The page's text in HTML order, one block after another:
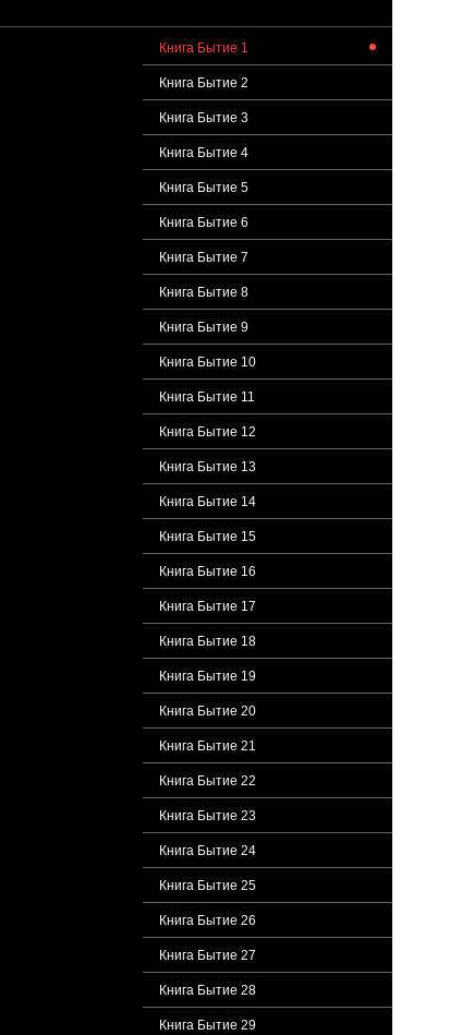
Книга Бытие 1
Книга Бытие 2
Книга Бытие 3
Книга Бытие 4
Книга Бытие 5
Книга Бытие 6
Книга Бытие 7
Книга Бытие 8
Книга Бытие 9
Книга Бытие 10
Книга Бытие 11
Книга Бытие 12
Книга Бытие 13
Книга Бытие 14
Книга Бытие 15
Книга Бытие 16
Книга Бытие 17
Книга Бытие 18
Книга Бытие 19
Книга Бытие 20
Книга Бытие 21
Книга Бытие 22
Книга Бытие 23
Книга Бытие 24
Книга Бытие 25
Книга Бытие 26
Книга Бытие 27
Книга Бытие 28
Книга Бытие 29